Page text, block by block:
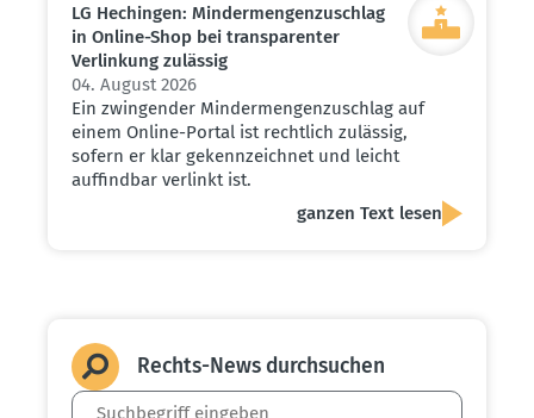
LG Hechingen: Minder­men­gen­zu­schlag
in Online-Shop bei trans­pa­renter
Verlinkung zulässig
04. August 2026
Ein zwingender Mindermengenzuschlag auf
einem Online-Portal ist rechtlich zulässig,
sofern er klar gekennzeichnet und leicht
auffindbar verlinkt ist.
ganzen Text lesen
Rechts-News durch­suchen